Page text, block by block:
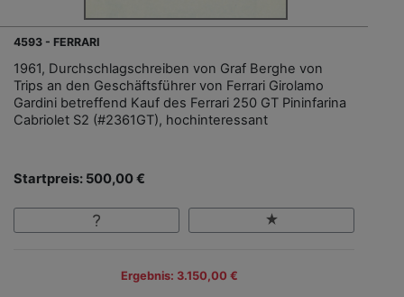
4593 - FERRARI
1961, Durchschlagschreiben von Graf Berghe von
Trips an den Geschäftsführer von Ferrari Girolamo
Gardini betreffend Kauf des Ferrari 250 GT Pininfarina
Cabriolet S2 (#2361GT), hochinteressant
Startpreis: 500,00 €
Ergebnis: 3.150,00 €